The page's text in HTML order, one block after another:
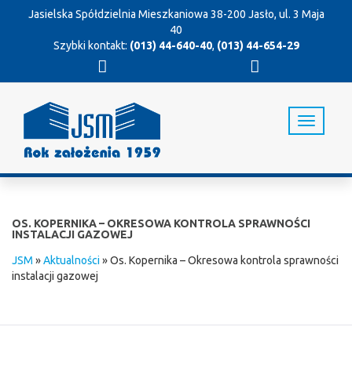
Jasielska Spółdzielnia Mieszkaniowa 38-200 Jasło, ul. 3 Maja
40
Szybki kontakt: (013) 44-640-40, (013) 44-654-29
T
o
i
i
OS. KOPERNIKA – OKRESOWA KONTROLA SPRAWNOŚCI
INSTALACJI GAZOWEJ
JSM »Aktualności»Os. Kopernika – Okresowa kontrola sprawności
instalacji gazowej